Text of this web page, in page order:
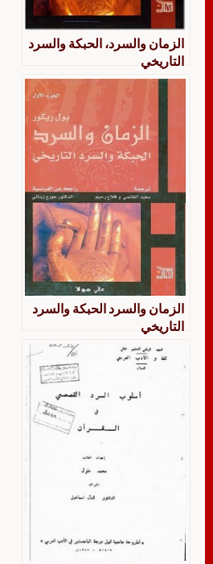
الزمان والسرد، الحبكة والسرد
التاريخي
الزمان والسرد الحبكة والسرد
التاريخي